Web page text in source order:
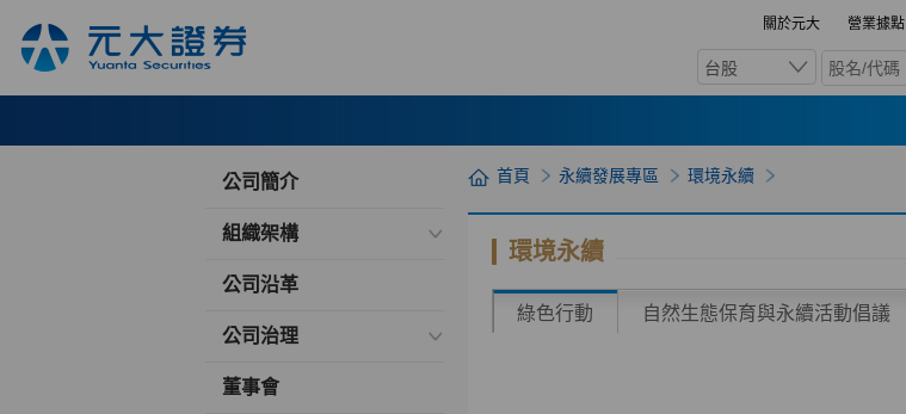
關於元大 營業據點
台股
公司簡介
組織架構
公司沿革
公司治理
董事會
首頁 永續發展專區 環境永續
環境永續
綠色行動 自然生態保育與永續活動倡議